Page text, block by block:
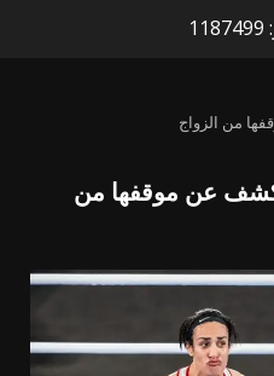
من الزواج
تكشف عن موقفها من